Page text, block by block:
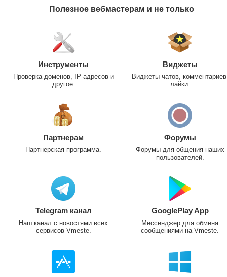
Полезное вебмастерам и не только
Инструменты
Проверка доменов, IP-адресов и
другое.
Виджеты
Виджеты чатов,
лайки.
Партнерам
Партнерская программа.
Форумы
Форумы для общения наших
пользователей.
Telegram канал
Наш канал с новостями всех
сервисов Vmeste.
GooglePlay App
Мессенджер для обмена
сообщениями на Vmeste.